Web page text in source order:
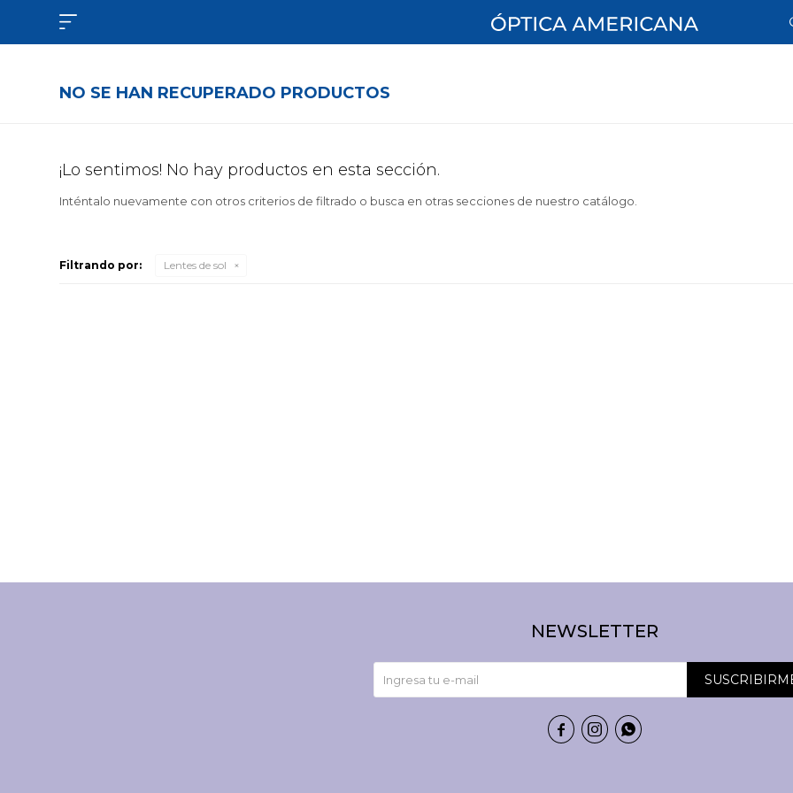

NO SE HAN RECUPERADO PRODUCTOS
¡Lo sentimos! No hay productos en esta sección.
Inténtalo nuevamente con otros criterios de filtrado o busca en otras secciones de nuestro catálogo.
Filtrando por: Lentes de sol
NEWSLETTER
  